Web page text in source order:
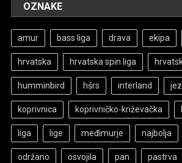
OZNAKE
amur bass liga drava ekipa
hrvatska hrvatska spin liga
humminbird hšrs interland
koprivnica koprivničko-križevačka
liga lige međimurje najbolja
održano osvojila pan pastrva